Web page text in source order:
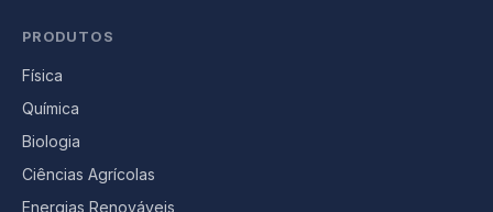
PRODUTOS
Física
Química
Biologia
Ciências Agrícolas
Energias Renováveis